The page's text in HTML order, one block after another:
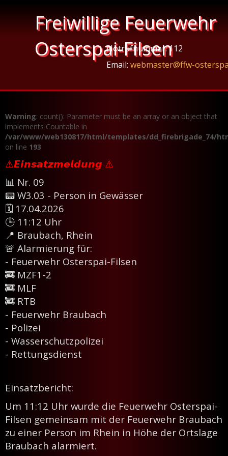
Freiwillige Feuerwehr
Osterspai-Filsen
Notrufnummer: 112
Email: webmaster@ffw-
Warning: count(): Parameter must be an array or an object that
implements Countable in
/var/www/web130817/html/templates/dd_firebrigade_74/
on line 193
⚠𝙀𝙞𝙣𝙨𝙖𝙩𝙯𝙢𝙚𝙡𝙙𝙪𝙣𝙜 ⚠
📊 Nr. 09
📟 W3.03 - Person in Gewässer
🗓 17.04.2026
🕒 11:12 Uhr
📍 Braubach, Rhein
🚨 Alarmierung für:
- Feuerwehr Osterspai-Filsen
🚒 MZF1-2
🚒 MLF
🚒 RTB
- Feuerwehr Braubach
- Polizei
- Wasserschutzpolizei
- Rettungsdienst
Einsatzbericht:
Um 11:12 Uhr wurde die Feuerwehr Osterspai-
Filsen gemeinsam mit der Feuerwehr Braubach
zu einer Person im Rhein in Höhe der Ortslage
Braubach alarmiert.